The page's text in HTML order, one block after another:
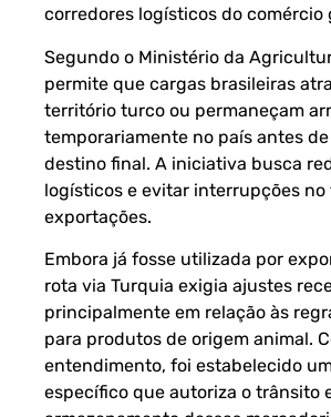
corredores logísticos do comércio
Segundo o Ministério da
permite que cargas brasileiras
território turco ou permaneçam
temporariamente no país antes
destino final. A iniciativa busca
logísticos e evitar interrupções no
exportações.
Embora já fosse utilizada por
rota via Turquia exigia ajustes
principalmente em relação às
para produtos de origem animal.
entendimento, foi estabelecido
específico que autoriza o trânsito